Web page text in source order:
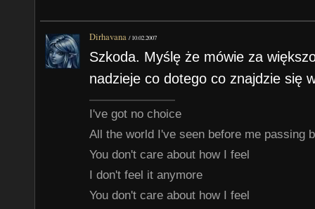
Dirhavana /10.02.2007
Szkoda. Myślę że mówie za
nadzieje co dotego co znajdzie się
I've got no choice
All the world I've seen before me passing
You don't care about how I feel
I don't feel it anymore
You don't care about how I feel